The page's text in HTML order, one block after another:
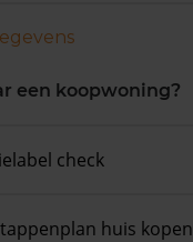
een koopwoning?
check
huis kopen